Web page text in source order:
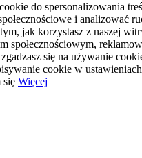
do spersonalizowania
i analizować
jak korzystasz z naszej
społecznościowym,
się na używanie
cookie w ustawieniach
się Więcej